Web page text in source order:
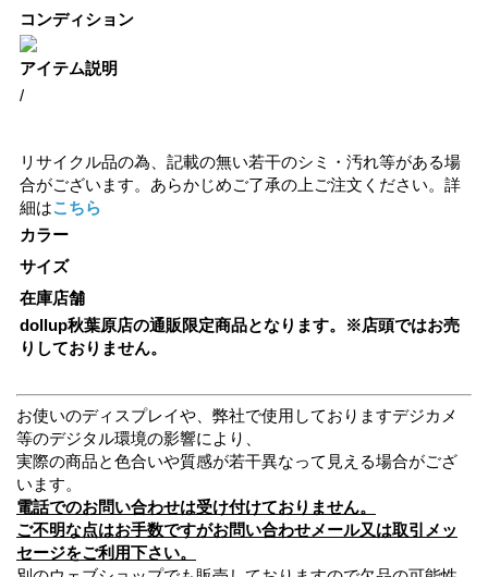
コンディション
アイテム説明
/
リサイクル品の為、記載の無い若干のシミ・汚れ等がある場
合がございます。あらかじめご了承の上ご注文ください。詳
細はこちら
カラー
サイズ
在庫店舗
dollup秋葉原店の通販限定商品となります。※店頭ではお売
りしておりません。
お使いのディスプレイや、弊社で使用しておりますデジカメ
等のデジタル環境の影響により、
実際の商品と色合いや質感が若干異なって見える場合がござ
います。
電話でのお問い合わせは受け付けておりません。
ご不明な点はお手数ですがお問い合わせメール又は取引メッ
セージをご利用下さい。